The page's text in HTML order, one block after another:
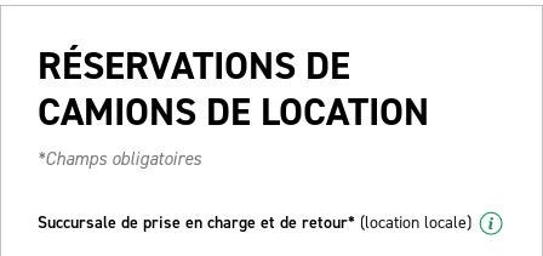
RÉSERVATIONS DE
CAMIONS DE LOCATION
*Champs obligatoires
Succursale de prise en charge et de retour* (location locale)